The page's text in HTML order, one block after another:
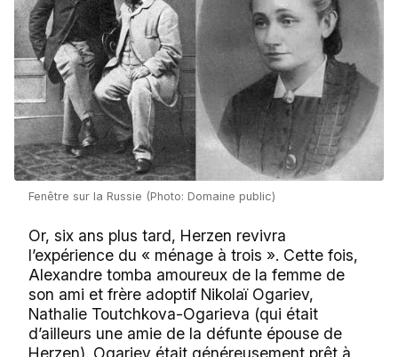
Fenêtre sur la Russie (Photo: Domaine public)
Or, six ans plus tard, Herzen revivra
l’expérience du « ménage à trois ». Cette fois,
Alexandre tomba amoureux de la femme de
son ami et frère adoptif Nikolaï Ogariev,
Nathalie Toutchkova-Ogarieva (qui était
d’ailleurs une amie de la défunte épouse de
Herzen). Ogariev était généreusement prêt à